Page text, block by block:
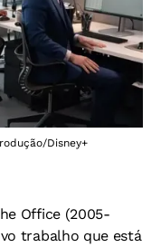
Disney+
Office (2005-
trabalho que está